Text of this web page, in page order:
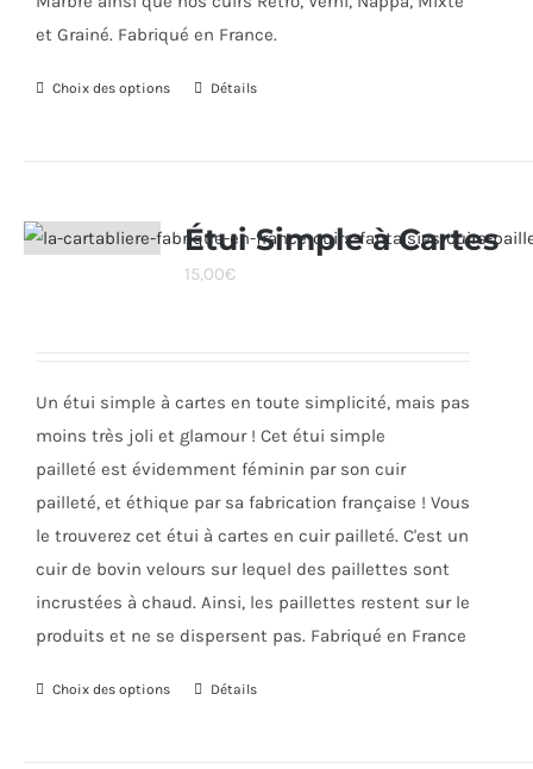
et Grainé. Fabriqué en France.
Choix des options
Ce
variations.
Les
du
produit
Détails
Étui Simple à Cartes
15,00€
Un étui simple à cartes en toute simplicité, mais pas
moins très joli et glamour ! Cet étui simple
pailleté est évidemment féminin par son cuir
pailleté, et éthique par sa fabrication française ! Vous
le trouverez cet étui à cartes en cuir pailleté. C'est un
cuir de bovin velours sur lequel des paillettes sont
incrustées à chaud. Ainsi, les paillettes restent sur le
produits et ne se dispersent pas. Fabriqué en France
Choix des options
CeDétails